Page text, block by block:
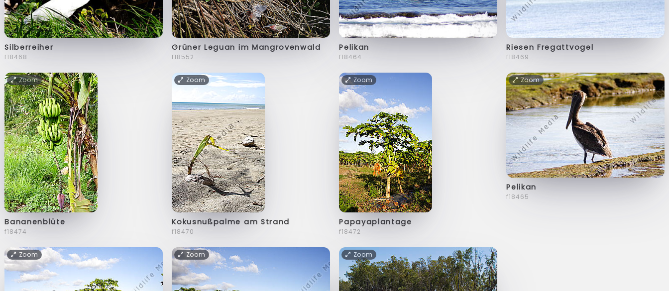
Silberreiher
f18468
Grüner Leguan im Mangrovenwald
f18552
Pelikan
f18464
Riesen Fregattvogel
f18469
Zoom
Bananenblüte
f18474
Zoom
Kokusnußpalme am Strand
f18470
Zoom
Papayaplantage
f18472
Zoom
Pelikan
f18465
Zoom Zoom Zoom